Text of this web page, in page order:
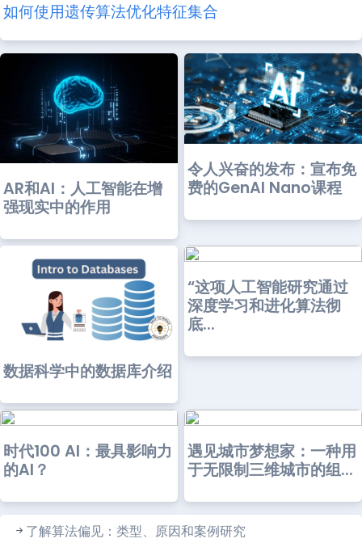
如何使用遗传算法优化特征集合
AR和AI：人工智能在增
强现实中的作用
令人兴奋的发布：宣布免
费的GenAI Nano课程
数据科学中的数据库介绍
“这项人工智能研究通过
深度学习和进化算法彻
底...
时代100 AI：最具影响力
的AI？
遇见城市梦想家：一种用
于无限制三维城市的组...
了解算法偏见：类型、原因和案例研究